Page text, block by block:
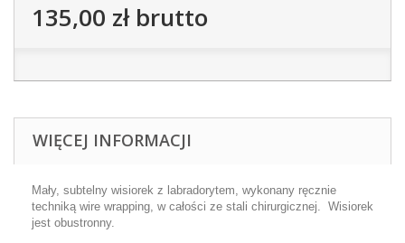
135,00 złbrutto
WIĘCEJ INFORMACJI
Mały, subtelny wisiorek z labradorytem, wykonany ręcznie
techniką wire wrapping, w całości ze stali chirurgicznej. Wisiorek
jest obustronny.